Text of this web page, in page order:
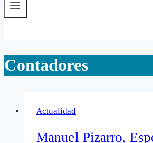
Contadores
Actualidad
Manuel Pizarro,